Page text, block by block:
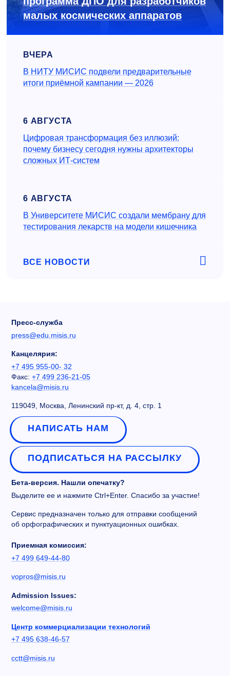
малых космических аппаратов
ВЧЕРА
В НИТУ МИСИС подвели предварительные
итоги приёмной кампании — 2026
6 АВГУСТА
Цифровая трансформация без иллюзий:
почему бизнесу сегодня нужны архитекторы
сложных ИТ-систем
6 АВГУСТА
В Университете МИСИС создали мембрану для
тестирования лекарств на модели кишечника
ВСЕ НОВОСТИ
Пресс-служба
press@edu.misis.ru
Канцелярия:
+7 495 955-00- 32
Факс: +7 499 236-21-05
kancela@misis.ru
119049, Москва, Ленинский пр-кт, д. 4, стр. 1
НАПИСАТЬ НАМ
ПОДПИСАТЬСЯ НА РАССЫЛКУ
Бета-версия. Нашли опечатку?
Выделите ее и нажмите Ctrl+Enter. Спасибо за участие!
Сервис предназначен только для отправки сообщений
об орфографических и пунктуационных ошибках.
Приемная комиссия:
+7 499 649-44-80
vopros@misis.ru
Admission Issues:
welcome@misis.ru
Центр коммерциализации технологий
+7 495 638-46-57
cctt@misis.ru